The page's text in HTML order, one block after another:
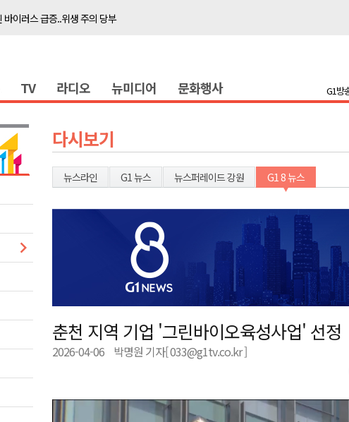
바이러스 급증..위생 주의 당부
단의료복합단지 지정 준비 본격화
지..선수들 구슬땀
병원동행서비스 확대 운영
배출시설 미신고 사업장 점검
바이러스 급증..위생 주의 당부
평창 교통사고 4명 경상
자체 대응 강화
지원센터, 참여형 프로그램 신설
성지..선수들 구슬땀
원동행서비스 확대 운영
산배출시설 미신고 사업장 점검
TV 라디오 뉴미디어 문화행사 G1방
다시보기
뉴스라인 G1 뉴스 뉴스퍼레이드 강원 G1 8 뉴스
춘천 지역 기업 '그린바이오육성사업' 선정
2026-04-06 박명원 기자[ 033@g1tv.co.kr ]